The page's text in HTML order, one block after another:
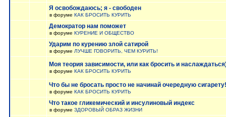
Я освобождаюсь; я - свободен
в форуме КАК БРОСИТЬ КУРИТЬ
Демократор нам поможет
в форуме КУРЕНИЕ И ОБЩЕСТВО
Ударим по курению злой сатирой
в форуме ЛУЧШЕ ГОВОРИТЬ, ЧЕМ КУРИТЬ!
Моя теория зависимости, или как бросить и
в форуме КАК БРОСИТЬ КУРИТЬ
Что бы не бросать просто не начинай очередную сигарету!
в форуме КАК БРОСИТЬ КУРИТЬ
Что такое гликемический и инсулиновый индекс
в форуме ЗДОРОВЫЙ ОБРАЗ ЖИЗНИ